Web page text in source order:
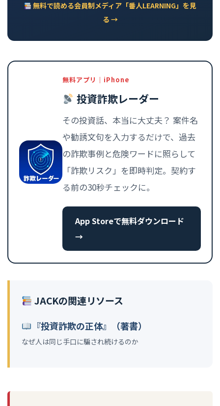
無料で読める会員制メディア「番人LEARNING」を見
る →
無料アプリ｜iPhone
投資詐欺レーダー
その投資話、本当に大丈夫？ 案件名
や勧誘文句を入力するだけで、過去
の詐欺事例と危険ワードに照らして
「詐欺リスク」を即時判定。契約す
る前の30秒チェックに。
App Storeで無料ダウンロード
→
JACKの関連リソース
『投資詐欺の正体』（著書）
なぜ人は同じ手口に騙され続けるのか